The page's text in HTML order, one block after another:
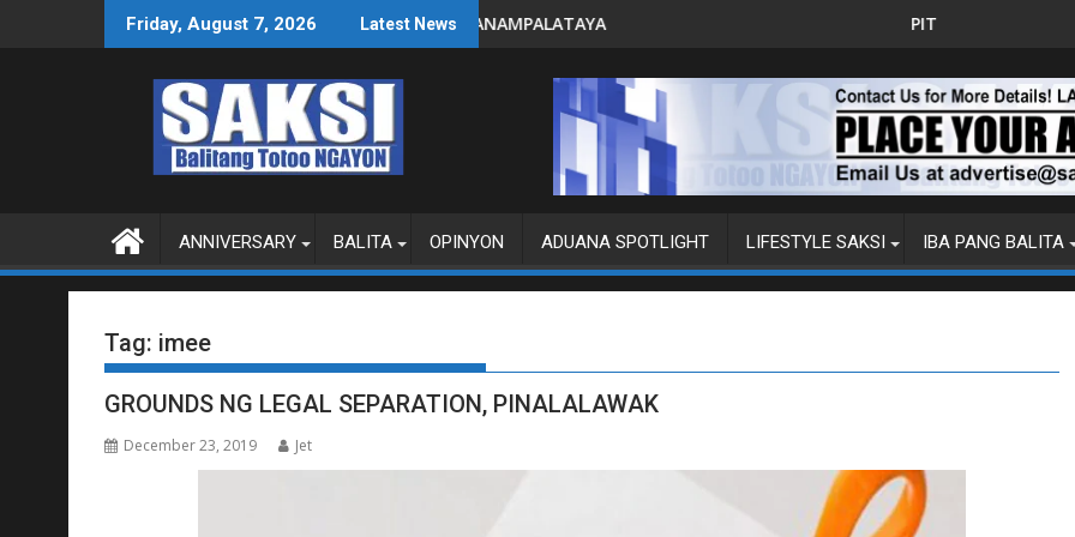
Friday, August 7, 2026 Latest News
susi sa pag-unladPANANAMPALATAYA PITO KATAO NASAGIP SA TUMAOB NA PUMP BOAT
ANNIVERSARY BALITA OPINYON ADUANA SPOTLIGHT LIFESTYLE SAKSI IBA PANG BALITA
Tag: imee
GROUNDS NG LEGAL SEPARATION, PINALALAWAK
December 23, 2019 Jet